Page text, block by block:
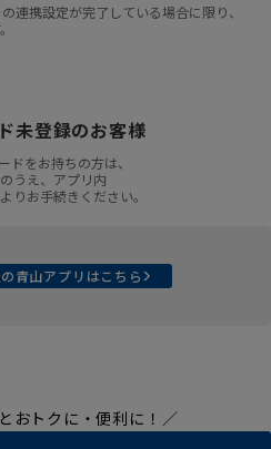
連携設定が完了している場合に限り、
未登録のお客様
ドをお持ちの方は、
うえ、アプリ内
りお手続きください。
青山アプリはこちら
おトクに・便利に！／